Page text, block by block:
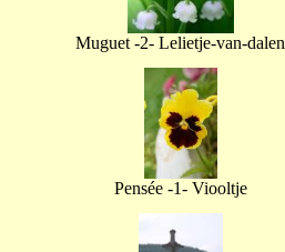
Muguet -2- Lelietje-van-dalen
Pensée -1- Viooltje